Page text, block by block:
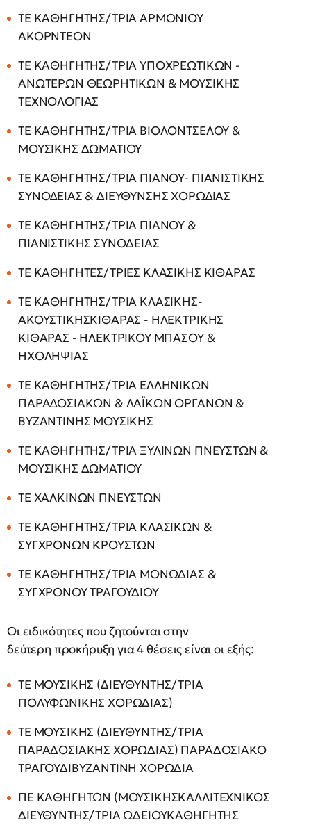
ΤΕ ΚΑΘΗΓΗΤΗΣ/ΤΡΙΑ ΑΡΜΟΝΙΟΥ
ΑΚΟΡΝΤΕΟΝ
ΤΕ ΚΑΘΗΓΗΤΗΣ/ΤΡΙΑ ΥΠΟΧΡΕΩΤΙΚΩΝ -
ΑΝΩΤΕΡΩΝ ΘΕΩΡΗΤΙΚΩΝ & ΜΟΥΣΙΚΗΣ
ΤΕΧΝΟΛΟΓΙΑΣ
ΤΕ ΚΑΘΗΓΗΤΗΣ/ΤΡΙΑ ΒΙΟΛΟΝΤΣΕΛΟΥ &
ΜΟΥΣΙΚΗΣ ΔΩΜΑΤΙΟΥ
ΤΕ ΚΑΘΗΓΗΤΗΣ/ΤΡΙΑ ΠΙΑΝΟΥ- ΠΙΑΝΙΣΤΙΚΗΣ
ΣΥΝΟ∆ΕΙΑΣ & ΔΙΕΥΘΥΝΣΗΣ ΧΟΡΩ∆ΙΑΣ
ΤΕ ΚΑΘΗΓΗΤΗΣ/ΤΡΙΑ ΠΙΑΝΟΥ &
ΠΙΑΝΙΣΤΙΚΗΣ ΣΥΝΟΔΕΙΑΣ
ΤΕ ΚΑΘΗΓΗΤΕΣ/ΤΡΙΕΣ ΚΛΑΣΙΚΗΣ ΚΙΘΑΡΑΣ
ΤΕ ΚΑΘΗΓΗΤΗΣ/ΤΡΙΑ ΚΛΑΣΙΚΗΣ-
ΑΚΟΥΣΤΙΚΗΣΚΙΘΑΡΑΣ - ΗΛΕΚΤΡΙΚΗΣ
ΚΙΘΑΡΑΣ - ΗΛΕΚΤΡΙΚΟΥ ΜΠΑΣΟΥ &
ΗΧΟΛΗΨΙΑΣ
ΤΕ ΚΑΘΗΓΗΤΗΣ/ΤΡΙΑ ΕΛΛΗΝΙΚΩΝ
ΠΑΡΑ∆ΟΣΙΑΚΩΝ & ΛΑΪΚΩΝ ΟΡΓΑΝΩΝ &
ΒΥΖΑΝΤΙΝΗΣ ΜΟΥΣΙΚΗΣ
ΤΕ ΚΑΘΗΓΗΤΗΣ/ΤΡΙΑ ΞΥΛΙΝΩΝ ΠΝΕΥΣΤΩΝ &
ΜΟΥΣΙΚΗΣ ΔΩΜΑΤΙΟΥ
ΤΕ ΧΑΛΚΙΝΩΝ ΠΝΕΥΣΤΩΝ
ΤΕ ΚΑΘΗΓΗΤΗΣ/ΤΡΙΑ ΚΛΑΣΙΚΩΝ &
ΣΥΓΧΡΟΝΩΝ ΚΡΟΥΣΤΩΝ
ΤΕ ΚΑΘΗΓΗΤΗΣ/ΤΡΙΑ ΜΟΝΩΔΙΑΣ &
ΣΥΓΧΡΟΝΟΥ ΤΡΑΓΟΥΔΙΟΥ
Oι ειδικότητες που ζητούνται στην
δεύτερη προκήρυξη για 4 θέσεις είναι οι εξής:
ΤΕ ΜΟΥΣΙΚΗΣ (ΔΙΕΥΘΥΝΤΗΣ/ΤΡΙΑ
ΠΟΛΥΦΩΝΙΚΗΣ ΧΟΡΩΔΙΑΣ)
ΤΕ ΜΟΥΣΙΚΗΣ (ΔΙΕΥΘΥΝΤΗΣ/ΤΡΙΑ
ΠΑΡΑΔΟΣΙΑΚΗΣ ΧΟΡΩΔΙΑΣ) ΠΑΡΑΔΟΣΙΑΚΟ
ΤΡΑΓΟΥΔΙΒΥΖΑΝΤΙΝΗ ΧΟΡΩΔΙΑ
ΠΕ ΚΑΘΗΓΗΤΩΝ (ΜΟΥΣΙΚΗΣΚΑΛΛΙΤΕΧΝΙΚΟΣ
ΔΙΕΥΘΥΝΤΗΣ/ΤΡΙΑ ΩΔΕΙΟΥΚΑΘΗΓΗΤΗΣ